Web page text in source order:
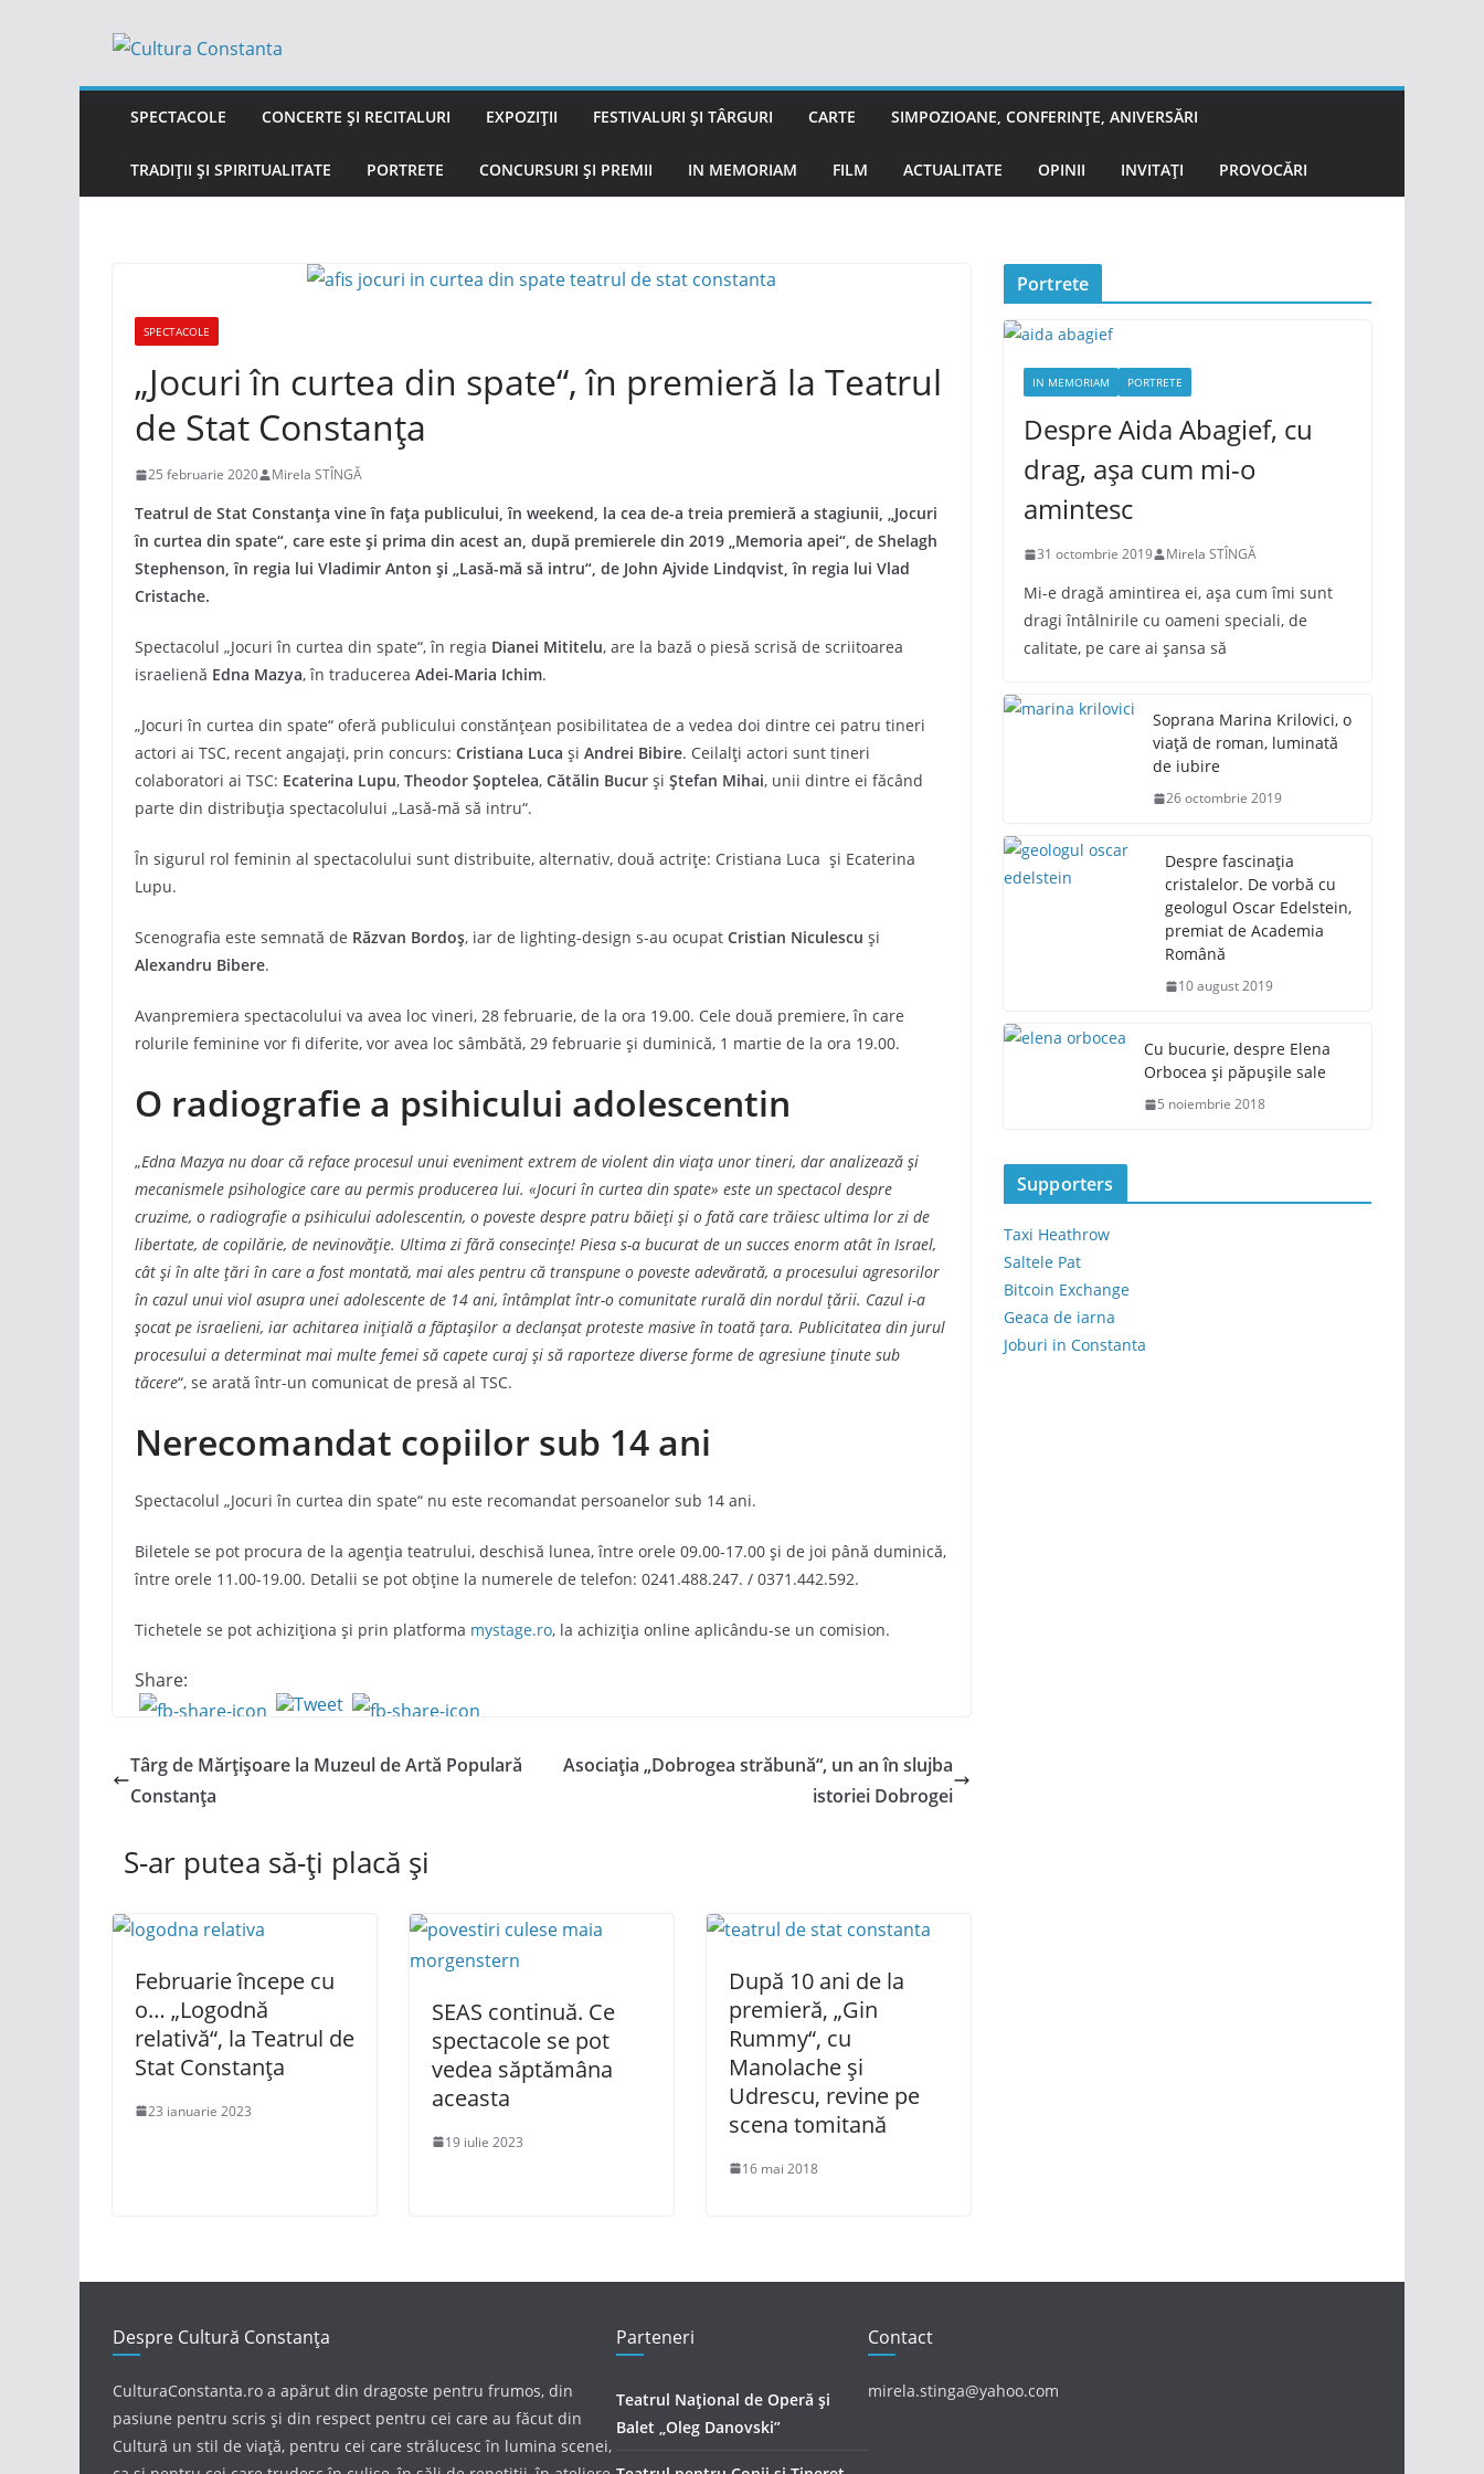
conținut
SPECTACOLE CONCERTE ȘI RECITALURI EXPOZIȚII FESTIVALURI ȘI TÂRGURI CARTE SIMPOZIOANE, CONFERINȚE, ANIVERSĂRI
TRADIȚII ȘI SPIRITUALITATE PORTRETE CONCURSURI ȘI PREMII IN MEMORIAM FILM ACTUALITATE OPINII INVITAȚI PROVOCĂRI
SPECTACOLE
„Jocuri în curtea din spate“, în premieră la Teatrul
de Stat Constanţa
25 februarie 2020 Mirela STÎNGĂ
Teatrul de Stat Constanţa vine în fața publicului, în weekend, la cea de-a treia premieră a stagiunii, „Jocuri
în curtea din spate“, care este și prima din acest an, după premierele din 2019 „Memoria apei“, de Shelagh
Stephenson, în regia lui Vladimir Anton și „Lasă-mă să intru“, de John Ajvide Lindqvist, în regia lui Vlad
Cristache.
Spectacolul „Jocuri în curtea din spate“, în regia Dianei Mititelu, are la bază o piesă scrisă de scriitoarea
israelienă Edna Mazya, în traducerea Adei-Maria Ichim.
„Jocuri în curtea din spate“ oferă publicului constănțean posibilitatea de a vedea doi dintre cei patru tineri
actori ai TSC, recent angajați, prin concurs: Cristiana Luca și Andrei Bibire. Ceilalți actori sunt tineri
colaboratori ai TSC: Ecaterina Lupu, Theodor Șoptelea, Cătălin Bucur și Ștefan Mihai, unii dintre ei făcând
parte din distribuția spectacolului „Lasă-mă să intru“.
În sigurul rol feminin al spectacolului sunt distribuite, alternativ, două actrițe: Cristiana Luca și Ecaterina
Lupu.
Scenografia este semnată de Răzvan Bordoș, iar de lighting-design s-au ocupat Cristian Niculescu și
Alexandru Bibere.
Avanpremiera spectacolului va avea loc vineri, 28 februarie, de la ora 19.00. Cele două premiere, în care
rolurile feminine vor fi diferite, vor avea loc sâmbătă, 29 februarie și duminică, 1 martie de la ora 19.00.
O radiografie a psihicului adolescentin
„Edna Mazya nu doar că reface procesul unui eveniment extrem de violent din viața unor tineri, dar analizează și
mecanismele psihologice care au permis producerea lui. «Jocuri în curtea din spate» este un spectacol despre
cruzime, o radiografie a psihicului adolescentin, o poveste despre patru băieți și o fată care trăiesc ultima lor zi de
libertate, de copilărie, de nevinovăție. Ultima zi fără consecințe! Piesa s-a bucurat de un succes enorm atât în Israel,
cât și în alte țări în care a fost montată, mai ales pentru că transpune o poveste adevărată, a procesului agresorilor
în cazul unui viol asupra unei adolescente de 14 ani, întâmplat într-o comunitate rurală din nordul țării. Cazul i-a
șocat pe israelieni, iar achitarea inițială a făptașilor a declanșat proteste masive în toată țara. Publicitatea din jurul
procesului a determinat mai multe femei să capete curaj și să raporteze diverse forme de agresiune ținute sub
tăcere“, se arată într-un comunicat de presă al TSC.
Nerecomandat copiilor sub 14 ani
Spectacolul „Jocuri în curtea din spate“ nu este recomandat persoanelor sub 14 ani.
Biletele se pot procura de la agenția teatrului, deschisă lunea, între orele 09.00-17.00 și de joi până duminică,
între orele 11.00-19.00. Detalii se pot obține la numerele de telefon: 0241.488.247. / 0371.442.592.
Tichetele se pot achiziționa și prin platforma mystage.ro, la achiziția online aplicându-se un comision.
Share:
Târg de Mărțișoare la Muzeul de Artă Populară
Constanța
Asociația „Dobrogea străbună“, un an în slujba
istoriei Dobrogei
S-ar putea să-ți placă și
Februarie începe cu
o… „Logodnă
relativă“, la Teatrul de
Stat Constanța
23 ianuarie 2023
SEAS continuă. Ce
spectacole se pot
vedea săptămâna
aceasta
19 iulie 2023
După 10 ani de la
premieră, „Gin
Rummy“, cu
Manolache și
Udrescu, revine pe
scena tomitană
16 mai 2018
Portrete
IN MEMORIAM PORTRETE
Despre Aida Abagief, cu
drag, așa cum mi-o
amintesc
31 octombrie 2019 Mirela STÎNGĂ
Mi-e dragă amintirea ei, așa cum îmi sunt
dragi întâlnirile cu oameni speciali, de
calitate, pe care ai șansa să
Soprana Marina Krilovici, o
viață de roman, luminată
de iubire
26 octombrie 2019
Despre fascinația
cristalelor. De vorbă cu
geologul Oscar Edelstein,
premiat de Academia
Română
10 august 2019
Cu bucurie, despre Elena
Orbocea și păpușile sale
5 noiembrie 2018
Supporters
Taxi Heathrow
Saltele Pat
Bitcoin Exchange
Geaca de iarna
Joburi in Constanta
Despre Cultură Constanța
CulturaConstanta.ro a apărut din dragoste pentru frumos, din
pasiune pentru scris și din respect pentru cei care au făcut din
Cultură un stil de viață, pentru cei care strălucesc în lumina scenei,
Parteneri
Teatrul Național de Operă și
Balet „Oleg Danovski”
Contact
mirela.stinga@yahoo.com